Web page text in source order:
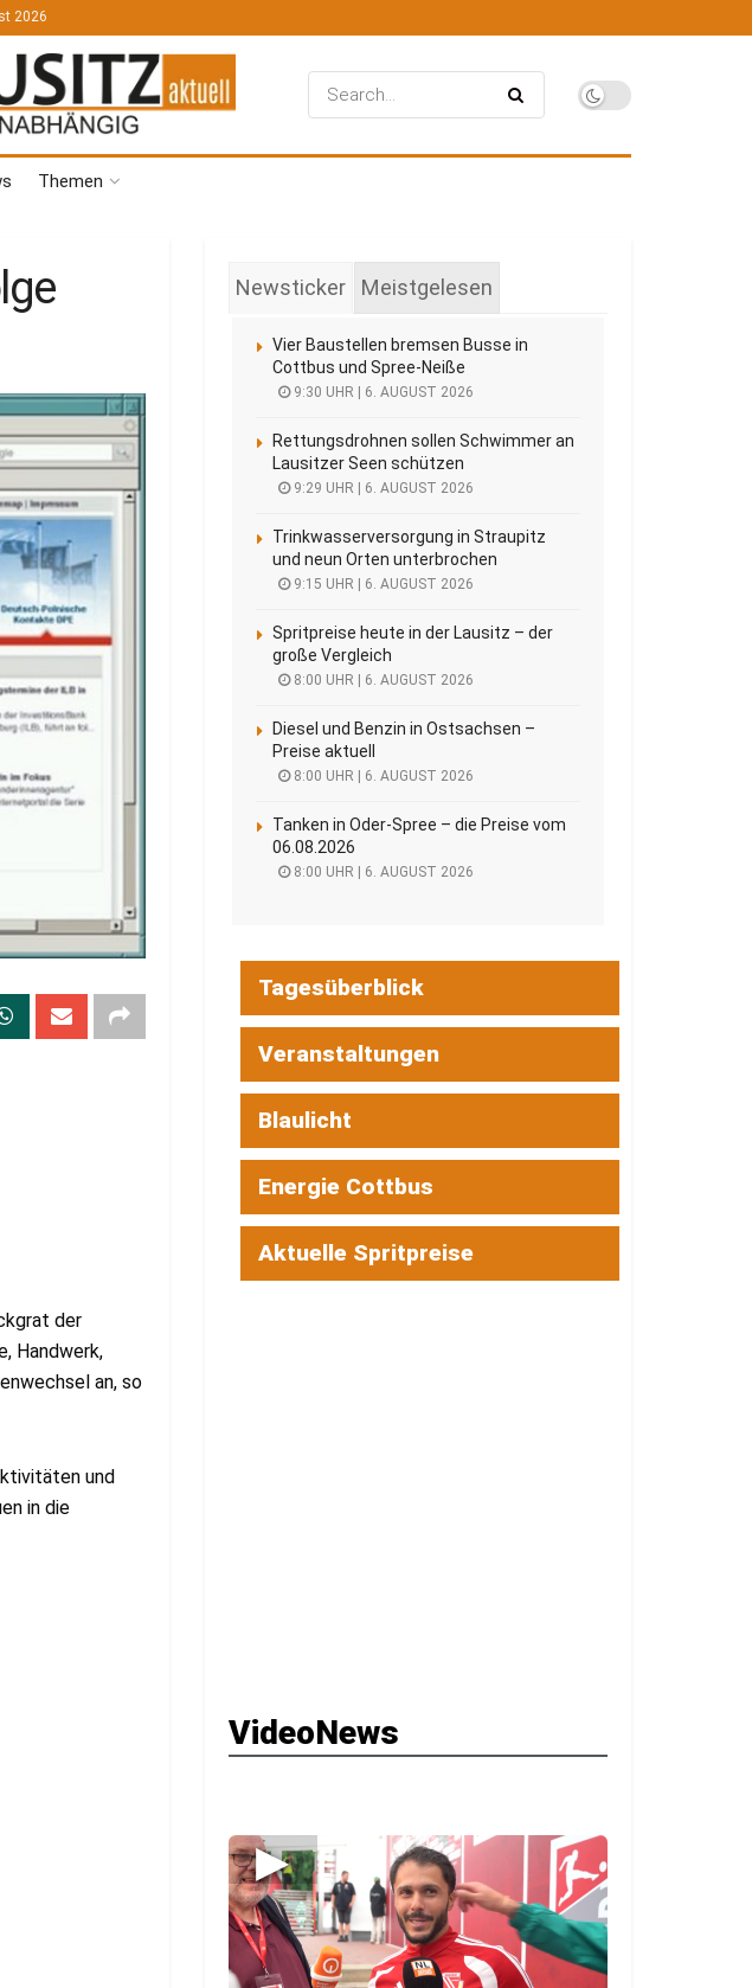
2026
Themen
der
Handwerk,
an, so
und
in die
Newsticker Meistgelesen
Vier Baustellen bremsen Busse in
Cottbus und Spree-Neiße
9:30 UHR | 6. AUGUST 2026
Rettungsdrohnen sollen Schwimmer an
Lausitzer Seen schützen
9:29 UHR | 6. AUGUST 2026
Trinkwasserversorgung in Straupitz
und neun Orten unterbrochen
9:15 UHR | 6. AUGUST 2026
Spritpreise heute in der Lausitz – der
große Vergleich
8:00 UHR | 6. AUGUST 2026
Diesel und Benzin in Ostsachsen –
Preise aktuell
8:00 UHR | 6. AUGUST 2026
Tanken in Oder-Spree – die Preise vom
06.08.2026
8:00 UHR | 6. AUGUST 2026
Tagesüberblick
Veranstaltungen
Blaulicht
Energie Cottbus
Aktuelle Spritpreise
VideoNews
▶